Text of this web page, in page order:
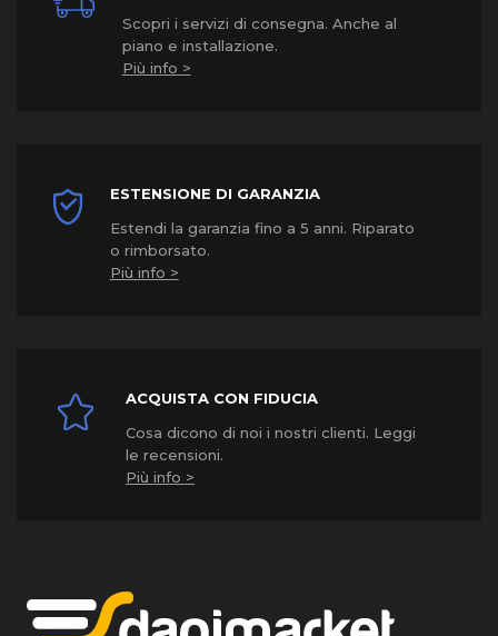
Scopri i servizi di consegna. Anche al
piano e installazione.
Più info >
ESTENSIONE DI GARANZIA
Estendi la garanzia fino a 5 anni. Riparato
o rimborsato.
Più info >
ACQUISTA CON FIDUCIA
Cosa dicono di noi i nostri clienti. Leggi
le recensioni.
Più info >